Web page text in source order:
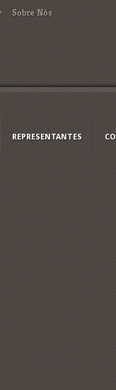
Sobre Nós
REPRESENTANTES